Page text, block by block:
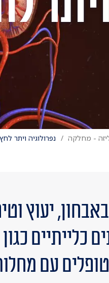
- מחלקה נפרולוגיה ויתר
יעוץ
כלייתיים
עם